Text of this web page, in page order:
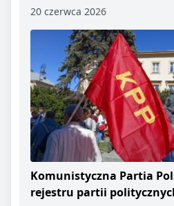
20 czerwca 2026
Komunistyczna Partia
rejestru partii